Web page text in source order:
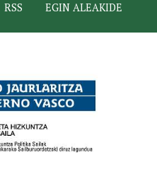
RSS EGIN ALEAKIDE